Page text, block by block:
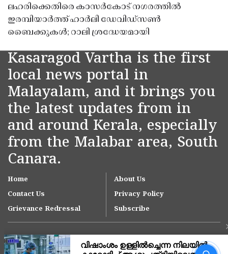
ലഹരിക്കെതിരെ കാസർകോട് നഗരത്തിൽ
ഇരമ്പിയാർത്ത് ഹാർലി ഡേവിഡ്‌സൺ
ബൈക്കുകൾ; റാലി ശ്രദ്ധേയമായി
Kasaragod Vartha is the first
local news portal in
Malayalam, and it brings you
the latest updates from in
and around Kerala, especially
from the Malabar area, South
Canara.
Home
About Us
Contact Us
Privacy Policy
Grievance Redressal
Subscribe
അർജുൻ ആയങ്കിക്കായി